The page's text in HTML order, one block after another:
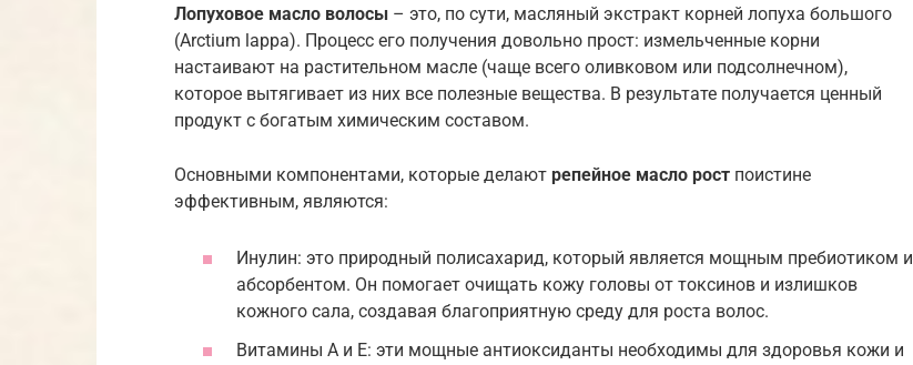
Лопуховое масло волосы – это, по сути, масляный экстракт корней лопуха большого
(Arctium lappa). Процесс его получения довольно прост: измельченные корни
настаивают на растительном масле (чаще всего оливковом или подсолнечном),
которое вытягивает из них все полезные вещества. В результате получается ценный
продукт с богатым химическим составом.
Основными компонентами, которые делают репейное масло рост поистине
эффективным, являются:
Инулин: это природный полисахарид, который является мощным пребиотиком и
абсорбентом. Он помогает очищать кожу головы от токсинов и излишков
кожного сала, создавая благоприятную среду для роста волос.
Витамины A и E: эти мощные антиоксиданты необходимы для здоровья кожи и